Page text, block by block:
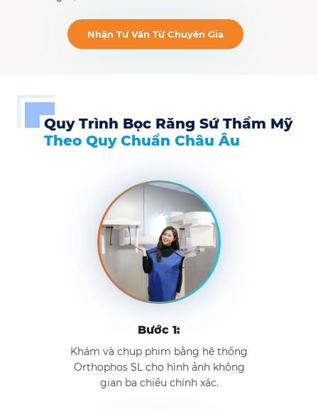
Nhận Tư Vấn Từ Chuyên Gia
Quy Trình Bọc Răng Sứ Thẩm Mỹ
Theo Quy Chuẩn Châu Âu
Bước 1:
Khám và chụp phim bằng hệ thống
Orthophos SL cho hình ảnh không
gian ba chiều chính xác.